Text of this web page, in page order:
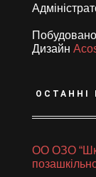
Дизайн
ОСТАННІ
ОО ОЗО